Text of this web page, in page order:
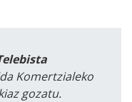
Komertzialeko
gozatu.